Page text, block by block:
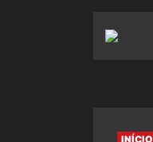
INÍCIO